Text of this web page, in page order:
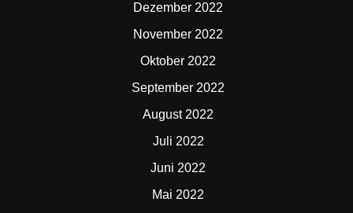
Dezember 2022
November 2022
Oktober 2022
September 2022
August 2022
Juli 2022
Juni 2022
Mai 2022